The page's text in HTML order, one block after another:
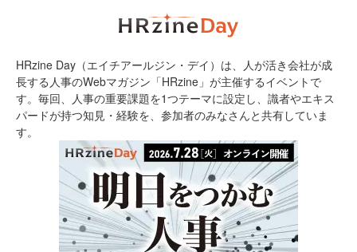
HRzine Day（エイチアールジン・デイ）は、人が活き会社が成
長する人事のWebマガジン「HRzine」が主催するイベントで
す。毎回、人事の重要課題を1つテーマに設定し、識者やエキス
パードが持つ知見・経験を、参加者のみなさんと共有していま
す。